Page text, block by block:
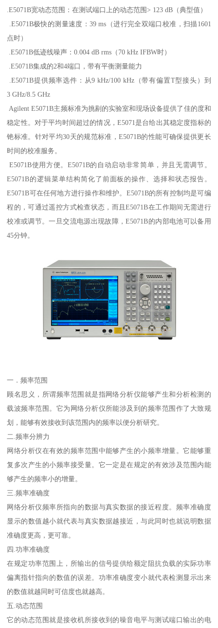
.E5071B宽动态范围：在测试端口上的动态范围> 123 dB（典型值）
.E5071B极快的测量速度：39 ms（进行完全双端口校准，扫描1601
点时）
.E5071B低迹线噪声：0.004 dB rms（70 kHz IFBW时）
.E5071B集成的2和4端口，带有平衡测量能力
.E5071B提供频率选件：从9 kHz/100 kHz（带有偏置T型接头）到
3 GHz/8.5 GHz
Agilent E5071B主频标准为挑剔的实验室和现场设备提供了佳的度和
稳定性。对于平均时间超过的情况，E5071是台给出其稳定度指标的
铯标准。针对平均30天的规范标准，E5071B的性能可确保提供更长
时间的校准服务。
E5071B使用方便。E5071B的自动启动非常简单，并且无需调节。
E5071B的逻辑菜单结构简化了前面板的操作、选择和状态报告。
E5071B可在任何地方进行操作和维护。E5071B的所有控制均是可编
程的，可通过遥控方式检查状态，而且E5071B在工作期间无需进行
校准或调节。一旦交流电源出现故障，E5071B的内部电池可以备用
45分钟。
一．频率范围
顾名思义，所谓频率范围就是指网络分析仪能够产生和分析检测的
载波频率范围。它为网络分析仪所能涉及到的频率范围作了大致规
划，能够有效接收到该范围内的频率以便分析研究。
二.频率分辨力
网络分析仪在有效的频率范围中能够产生的小频率增量。它能够重
复多次产生的小频率接受量。它一定是在规定的有效涉及范围内能
够产生的频率小的增量。
三.频率准确度
网络分析仪频率所指向的数据与真实数据的接近程度。频率准确度
显示的数值越小就代表与真实数据越接近，与此同时也就说明数据
准确度更高，更可靠。
四.功率准确度
在规定功率范围上，所输出的信号提供给额定阻抗负载的实际功率
偏离指针指向的数值的误差。功率准确度变小就代表检测显示出来
的数值就越同时可信度也就越高。
五.动态范围
它的动态范围就是接收机所接收到的噪音电平与测试端口输出的电